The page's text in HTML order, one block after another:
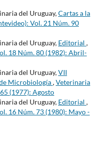
del Uruguay,Cartas a la
Vol. 21 Núm. 90
del Uruguay, Editorial ,
18 Núm. 80 (1982): Abril-
del Uruguay,VII
Microbiología,Veterinaria
(1977): Agosto
del Uruguay, Editorial ,
16 Núm. 73 (1980): Mayo -